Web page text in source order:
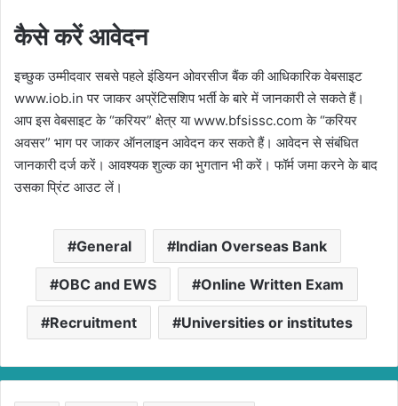
कैसे करें आवेदन
इच्छुक उम्मीदवार सबसे पहले इंडियन ओवरसीज बैंक की आधिकारिक वेबसाइट
www.iob.in पर जाकर अप्रेंटिसशिप भर्ती के बारे में जानकारी ले सकते हैं।
आप इस वेबसाइट के “करियर” क्षेत्र या www.bfsissc.com के “करियर
अवसर” भाग पर जाकर ऑनलाइन आवेदन कर सकते हैं। आवेदन से संबंधित
जानकारी दर्ज करें। आवश्यक शुल्क का भुगतान भी करें। फॉर्म जमा करने के बाद
उसका प्रिंट आउट लें।
General Indian Overseas Bank
OBC and EWS Online Written Exam
Recruitment Universities or institutes